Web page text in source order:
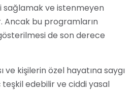
sağlamak ve istenmeyen
Ancak bu programların
de son derece
kişilerin özel hayatına saygı
edebilir ve ciddi yasal